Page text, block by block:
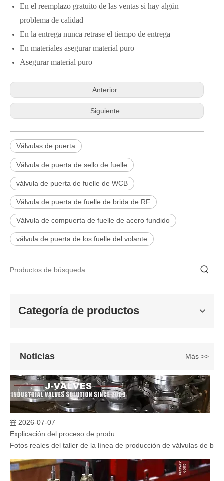
En el reemplazo gratuito de las ventas si hay algún
problema de calidad
En la entrega nunca retrase el tiempo de entrega
En materiales asegurar material puro
Asegurar material puro
Anterior:
Siguiente:
Válvulas de puerta
Válvula de puerta de sello de fuelle
válvula de puerta de fuelle de WCB
Válvula de puerta de fuelle de brida de RF
Válvula de compuerta de fuelle de acero fundido
válvula de puerta de los fuelle del volante
Categoría de productos
Noticias Más >>
2026-06-25
Fotos reales del taller de la línea de producción de válvulas de